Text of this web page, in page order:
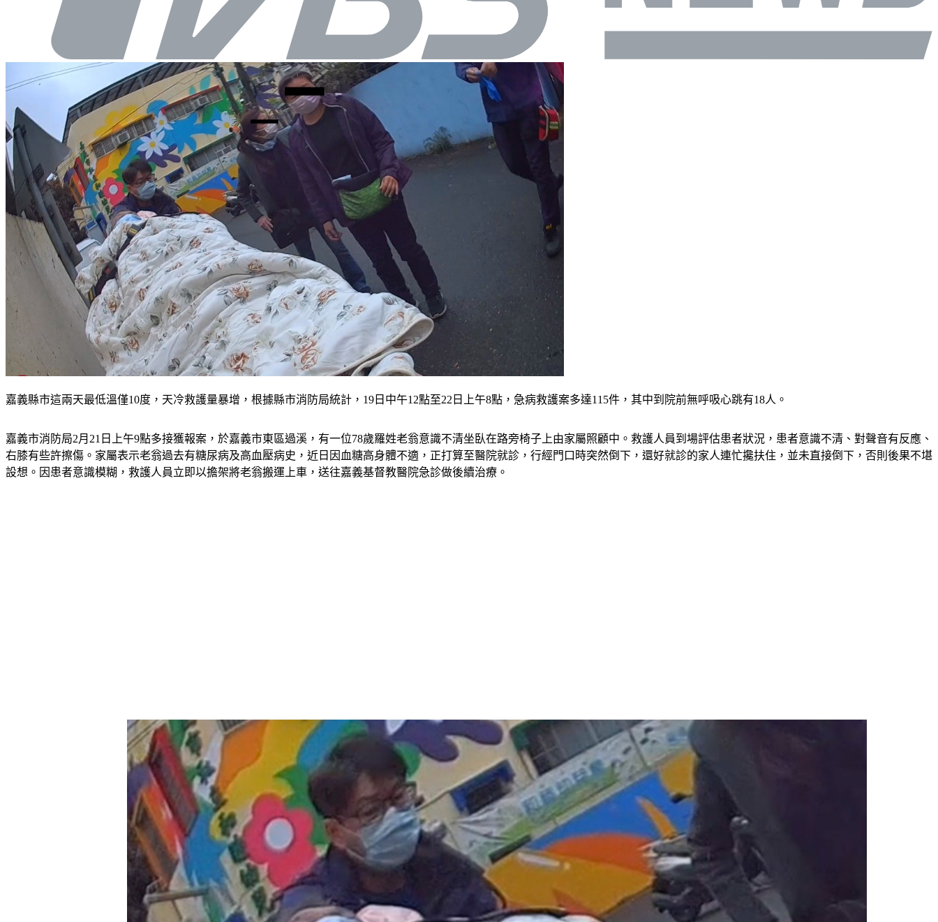
嘉義縣市這兩天最低溫僅10度，天冷救護量暴增，根據縣市消防局統計，19日中午12點至22日上午8點，急病救護案多達115件，其中到院前無呼吸心跳有18人。
嘉義市消防局2月21日上午9點多接獲報案，於嘉義市東區過溪，有一位78歲羅姓老翁意識不清坐臥在路旁椅子上由家屬照顧中。救護人員到場評估患者狀況，患者意識不清、對聲音有反應、
右膝有些許擦傷。家屬表示老翁過去有糖尿病及高血壓病史，近日因血糖高身體不適，正打算至醫院就診，行經門口時突然倒下，還好就診的家人連忙攙扶住，並未直接倒下，否則後果不堪
設想。因患者意識模糊，救護人員立即以擔架將老翁搬運上車，送往嘉義基督教醫院急診做後續治療。